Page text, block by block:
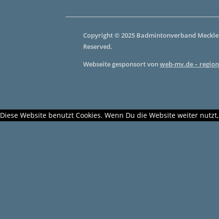
Copyright © 2025 Badmintonverband
Reserved.
Webseite gesponsort vonweb-mv.de –
Diese Website benutzt Cookies. Wenn Du die Website weiter